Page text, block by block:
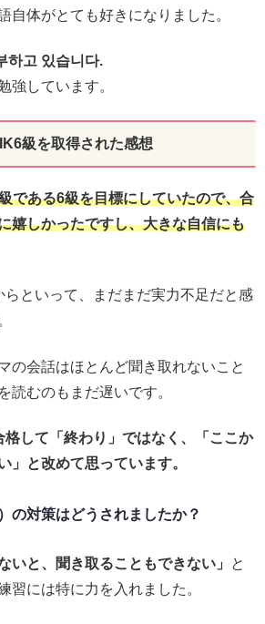
自体がとても好きになりました。
하고 있습니다.
強しています。
級を取得された感想
である6級を目標にしていたので、合
嬉しかったですし、大きな自信にも
らといって、まだまだ実力不足だと感
の会話はほとんど聞き取れないこと
読むのもまだ遅いです。
格して「終わり」ではなく、「ここか
」と改めて思っています。
の対策はどうされましたか？
いと、聞き取ることもできない」
と
習には特に力を入れました。